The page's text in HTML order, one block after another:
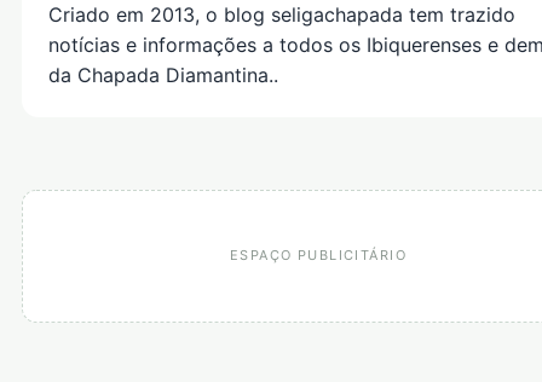
Criado em 2013, o blog seligachapada tem trazido
notícias e informações a todos os Ibiquerenses e
da Chapada Diamantina..
ESPAÇO PUBLICITÁRIO